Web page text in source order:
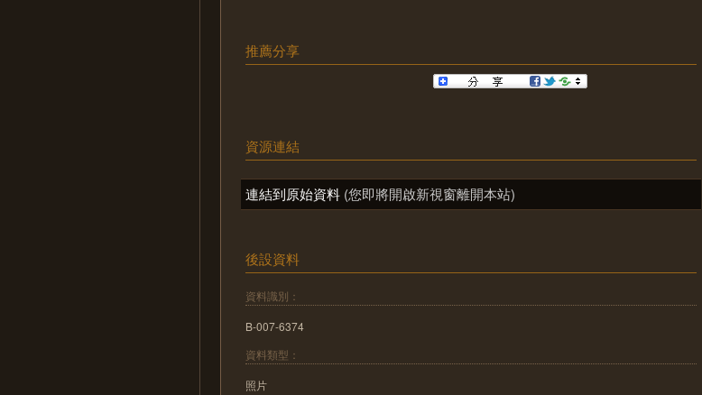
推薦分享
資源連結
連結到原始資料 (您即將開啟新視窗離開本站)
後設資料
資料識別：
B-007-6374
資料類型：
照片